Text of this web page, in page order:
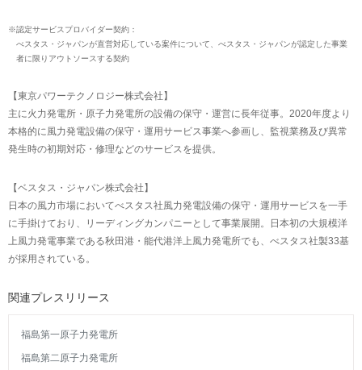
※認定サービスプロバイダー契約：
べスタス・ジャパンが直営対応している案件について、べスタス・ジャパンが認定した事業
者に限りアウトソースする契約
【東京パワーテクノロジー株式会社】
主に火力発電所・原子力発電所の設備の保守・運営に長年従事。2020年度より
本格的に風力発電設備の保守・運用サービス事業へ参画し、監視業務及び異常
発生時の初期対応・修理などのサービスを提供。
【ベスタス・ジャパン株式会社】
日本の風力市場においてべスタス社風力発電設備の保守・運用サービスを一手
に手掛けており、リーディングカンパニーとして事業展開。日本初の大規模洋
上風力発電事業である秋田港・能代港洋上風力発電所でも、べスタス社製33基
が採用されている。
関連プレスリリース
福島第一原子力発電所
福島第二原子力発電所